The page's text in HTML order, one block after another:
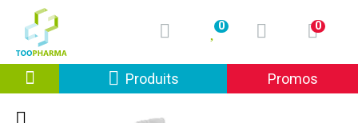
0 0
ProduitsAfficher la navigation
Promos